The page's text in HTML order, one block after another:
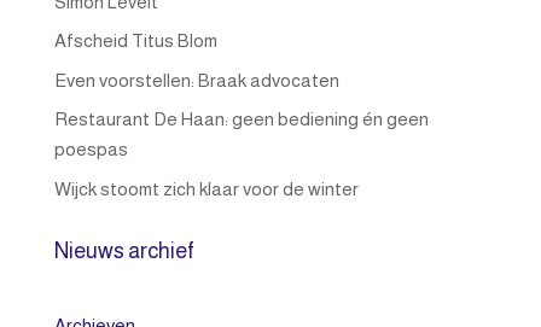
Afscheid Titus Blom
Even voorstellen: Braak advocaten
Restaurant De Haan: geen bediening én geen
poespas
Wijck stoomt zich klaar voor de winter
Nieuws archief